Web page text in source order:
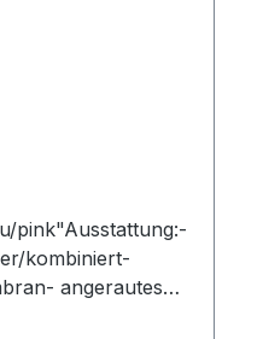
pink"Ausstattung:-
kombiniert-
angerautes